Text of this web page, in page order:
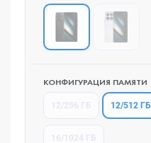
КОНФИГУРАЦИЯ ПАМЯТИ
12/512 ГБ